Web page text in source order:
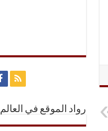
رواد الموقع في العالم